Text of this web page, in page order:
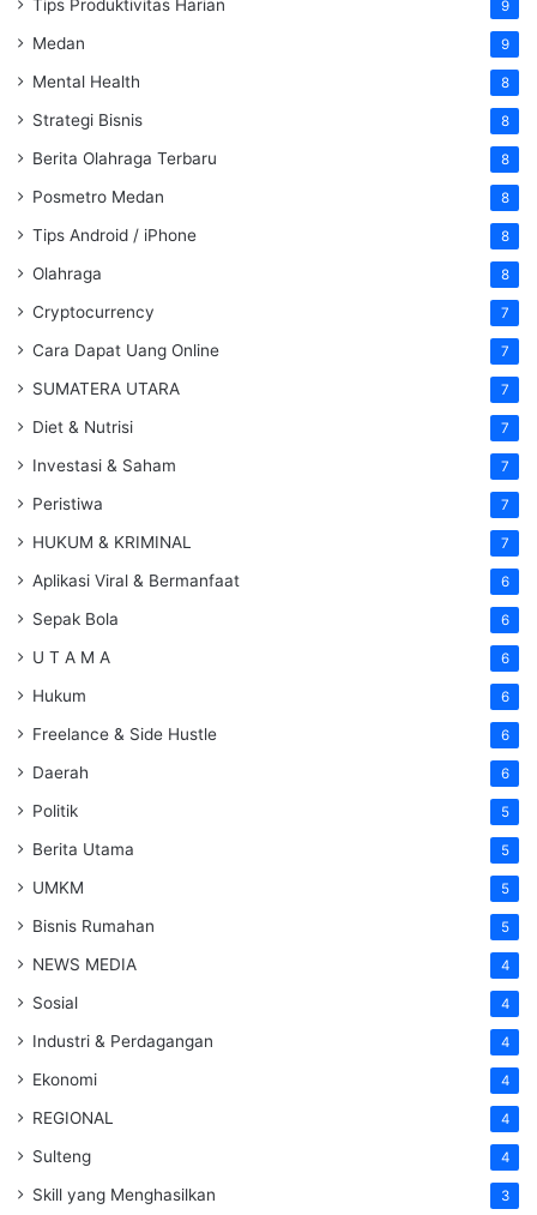
Tips Produktivitas Harian 9
Medan 9
Mental Health 8
Strategi Bisnis 8
Berita Olahraga Terbaru 8
Posmetro Medan 8
Tips Android / iPhone 8
Olahraga 8
Cryptocurrency 7
Cara Dapat Uang Online 7
SUMATERA UTARA 7
Diet & Nutrisi 7
Investasi & Saham 7
Peristiwa 7
HUKUM & KRIMINAL 7
Aplikasi Viral & Bermanfaat 6
Sepak Bola 6
U T A M A 6
Hukum 6
Freelance & Side Hustle 6
Daerah 6
Politik 5
Berita Utama 5
UMKM 5
Bisnis Rumahan 5
NEWS MEDIA 4
Sosial 4
Industri & Perdagangan 4
Ekonomi 4
REGIONAL 4
Sulteng 4
Skill yang Menghasilkan 3